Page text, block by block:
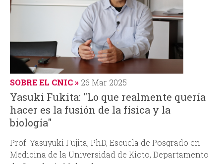
SOBRE EL CNIC 26 Mar 2025
Yasuki Fukita: "Lo que realmente quería
hacer es la fusión de la física y la
biología"
Prof. Yasuyuki Fujita, PhD, Escuela de Posgrado en
Medicina de la Universidad de Kioto, Departamento